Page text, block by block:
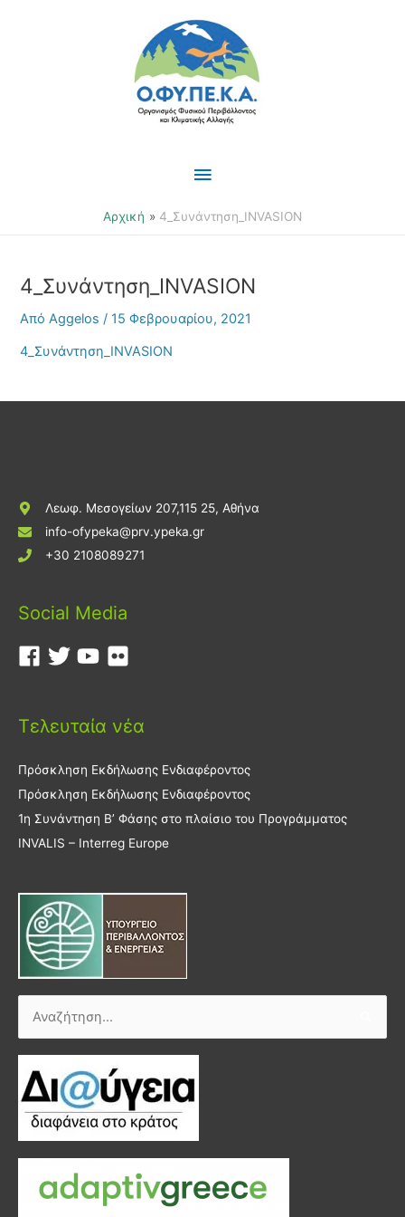
Κύριο
Μενού
Αρχική 4_Συνάντηση_INVASION
4_Συνάντηση_INVASION
ΑπόAggelos/15 Φεβρουαρίου, 2021
4_Συνάντηση_INVASION
Λεωφ. Μεσογείων 207,115 25, Αθήνα
info-ofypeka@prv.ypeka.gr
+30 2108089271
Social Media
Τελευταία νέα
Πρόσκληση Εκδήλωσης Ενδιαφέροντος
Πρόσκληση Εκδήλωσης Ενδιαφέροντος
1η Συνάντηση Β’ Φάσης στο πλαίσιο του Προγράμματος
INVALIS – Interreg Europe
Αναζήτηση